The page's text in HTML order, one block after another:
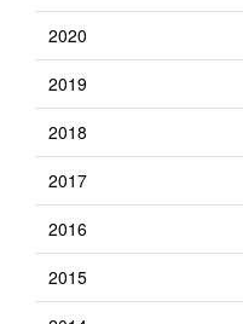
2020
2019
2018
2017
2016
2015